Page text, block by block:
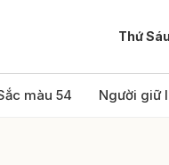
Thứ
màu 54 Người giữ